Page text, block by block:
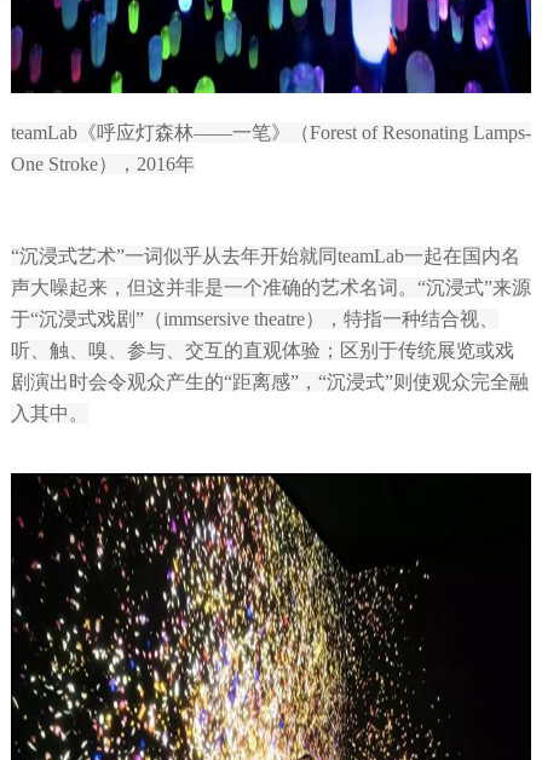
teamLab《呼应灯森林——一笔》（Forest of Resonating Lamps-
One Stroke），2016年
“沉浸式艺术”一词似乎从去年开始就同teamLab一起在国内名
声大噪起来，但这并非是一个准确的艺术名词。“沉浸式”来源
于“沉浸式戏剧”（immsersive theatre），特指一种结合视、
听、触、嗅、参与、交互的直观体验；区别于传统展览或戏
剧演出时会令观众产生的“距离感”，“沉浸式”则使观众完全融
入其中。